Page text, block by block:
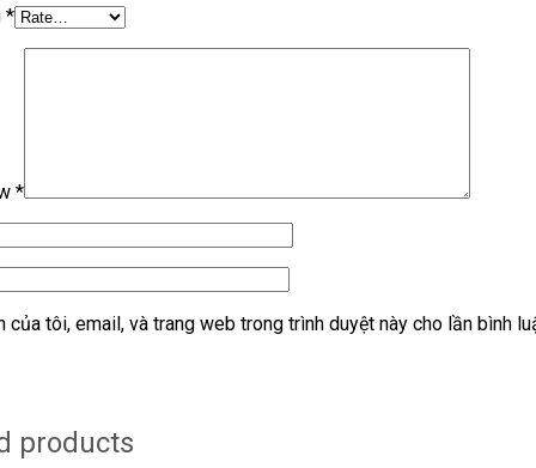
*
*
của tôi, email, và trang web trong trình duyệt này cho lần bình
products